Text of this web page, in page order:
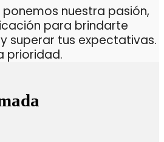
nuestra pasión,
para brindarte
superar tus expectativas.
prioridad.